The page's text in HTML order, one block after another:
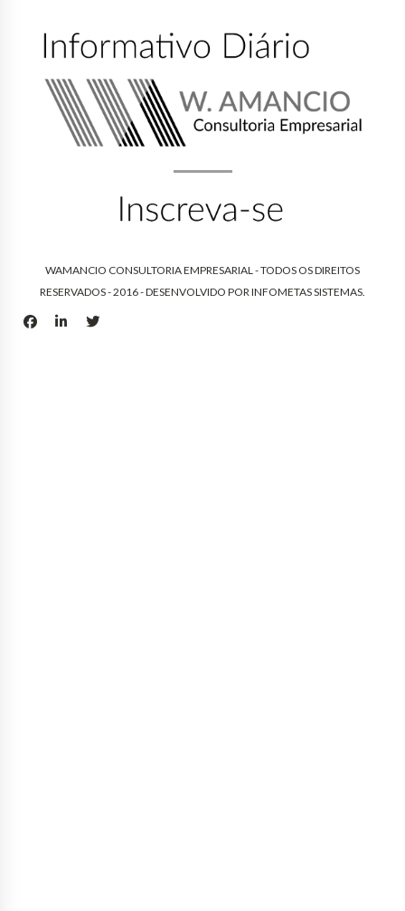
WAMANCIO CONSULTORIA EMPRESARIAL - TODOS OS DIREITOS
RESERVADOS - 2016 - DESENVOLVIDO PORINFOMETAS SISTEMAS.